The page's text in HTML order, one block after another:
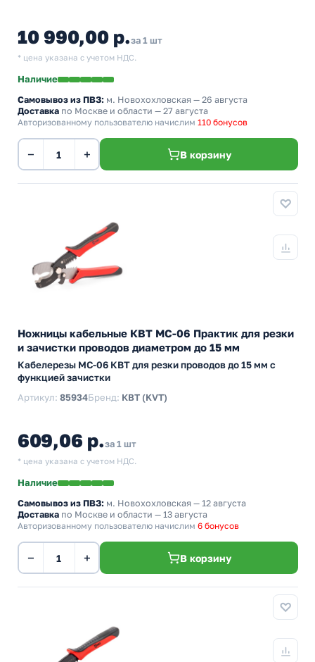
10 990,00 р.за 1 шт
* цена указана с учетом НДС.
Наличие
Самовывоз из ПВЗ: м. Новохохловская — 26 августа
Доставка по Москве и области — 27 августа
Авторизованному пользователю начислим 110 бонусов
− + В корзину
Ножницы кабельные КВТ MC-06 Практик для резки
и зачистки проводов диаметром до 15 мм
Кабелерезы MC-06 КВТ для резки проводов до 15 мм с
функцией зачистки
Артикул: 85934Бренд: КВТ (KVT)
609,06 р.за 1 шт
* цена указана с учетом НДС.
Наличие
Самовывоз из ПВЗ: м. Новохохловская — 12 августа
Доставка по Москве и области — 13 августа
Авторизованному пользователю начислим 6 бонусов
− + В корзину